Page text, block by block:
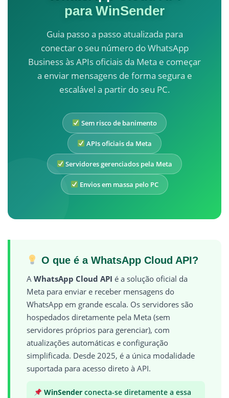
para WinSender
Guia passo a passo atualizada para
conectar o seu número do WhatsApp
Business às APIs oficiais da Meta e começar
a enviar mensagens de forma segura e
escalável a partir do seu PC.
Sem risco de banimento
APIs oficiais da Meta
Servidores gerenciados pela Meta
Envios em massa pelo PC
O que é a WhatsApp Cloud API?
A WhatsApp Cloud API é a solução oficial da
Meta para enviar e receber mensagens do
WhatsApp em grande escala. Os servidores são
hospedados diretamente pela Meta (sem
servidores próprios para gerenciar), com
atualizações automáticas e configuração
simplificada. Desde 2025, é a única modalidade
suportada para acesso direto à API.
WinSenderconecta-se diretamente a essa